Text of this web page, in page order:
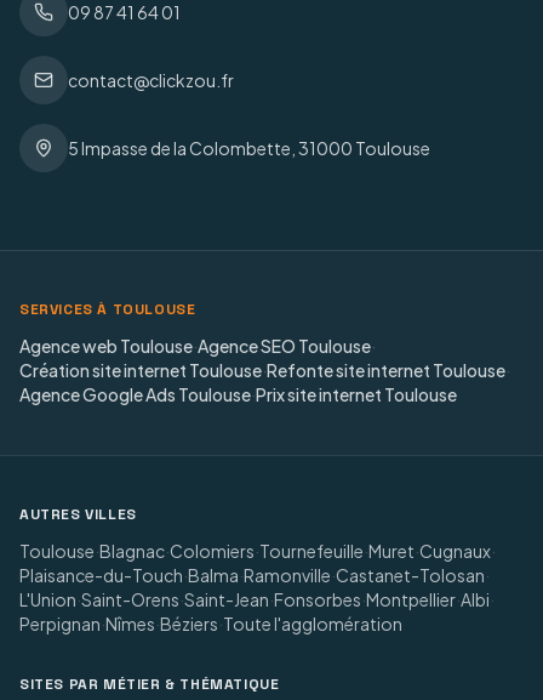
09 87 41 64 01
contact@clickzou.fr
5 Impasse de la Colombette, 31000 Toulouse
SERVICES À TOULOUSE
Agence web Toulouse·Agence SEO Toulouse·
Création site internet Toulouse·Refonte site internet Toulouse·
Agence Google Ads Toulouse·Prix site internet Toulouse
AUTRES VILLES
Toulouse·Blagnac·Colomiers·Tournefeuille·Muret·Cugnaux·
Plaisance-du-Touch·Balma·Ramonville·Castanet-Tolosan·
L'Union·Saint-Orens·Saint-Jean·Fonsorbes·Montpellier·Albi·
Perpignan·Nîmes·Béziers·Toute l'agglomération
SITES PAR MÉTIER & THÉMATIQUE